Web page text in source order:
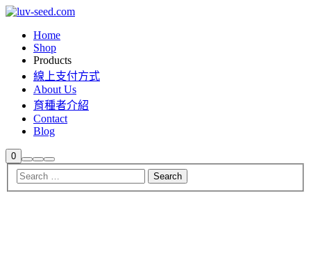
Home
Shop
Products
線上支付方式
About Us
育種者介紹
Contact
Blog
0Shop
sidebar
Search
More
info
Main